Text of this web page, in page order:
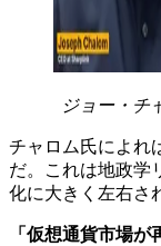
ジョー・チ
チャロム氏によれ
だ。これは地政学
化に大きく左右さ
「仮想通貨市場